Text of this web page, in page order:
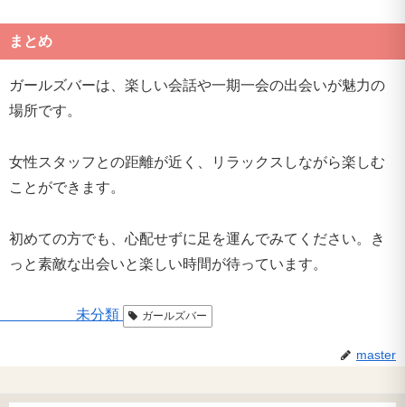
まとめ
ガールズバーは、楽しい会話や一期一会の出会いが魅力の
場所です。
女性スタッフとの距離が近く、リラックスしながら楽しむ
ことができます。
初めての方でも、心配せずに足を運んでみてください。き
っと素敵な出会いと楽しい時間が待っています。
未分類 ガールズバー
master